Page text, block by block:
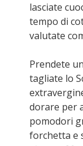
lasciate
tempo di
valutate
Prendete
tagliate lo
dorare per
pomodori
forchetta e